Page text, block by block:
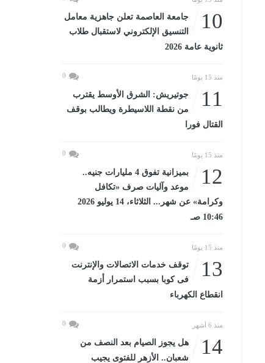
10
جامعة العاصمة تعلن جاهزية معامل
التنسيق الإلكتروني لاستقبال طلاب
ثانوية عامة 2026
منذ 15 يومًا 0
11
جوتيريش: الشرق الأوسط يقترب
من نقطة اللاسيطرة ويطالب بوقف
القتال فورا
منذ 15 يومًا 0
12
بميزانية تفوق 4 مليارات جنيه..
موعد وآليات صرف «تكافل
وكرامة» عن شهر... الثلاثاء، 14 يوليو 2026
10:46 صـ
منذ 15 يومًا 0
13
توقف خدمات الاتصالات والإنترنت
فى كوبا بسبب استمرار أزمة
انقطاع الكهرباء
منذ 6 أشهر 0
14
هل يجوز الصيام بعد النصف من
شعبان.. الأزهر للفتوى يجيب